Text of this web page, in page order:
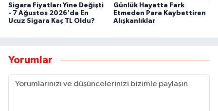
Sigara Fiyatları Yine Değişti
- 7 Ağustos 2026'da En
Ucuz Sigara Kaç TL Oldu?
Günlük Hayatta Fark
Etmeden Para Kaybettiren
Alışkanlıklar
Yorumlar